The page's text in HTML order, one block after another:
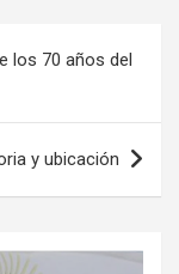
los 70 años del
y ubicación